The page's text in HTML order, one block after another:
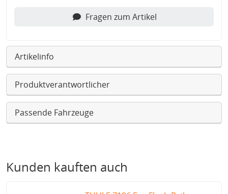
Fragen zum Artikel
Artikelinfo
Produktverantwortlicher
Passende Fahrzeuge
Kunden kauften auch